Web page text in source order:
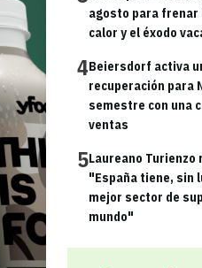
agosto para frenar
calor y el éxodo
4Beiersdorf activa
recuperación para
semestre con una
ventas
5Laureano
"España tiene, sin
mejor sector de
mundo"